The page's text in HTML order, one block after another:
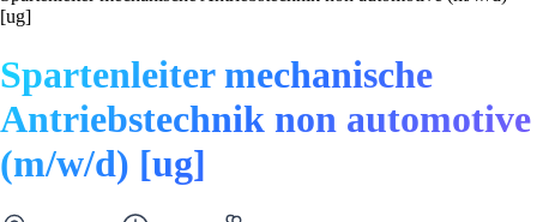
[ug]
Spartenleiter mechanische
Antriebstechnik non automotive
(m/w/d) [ug]